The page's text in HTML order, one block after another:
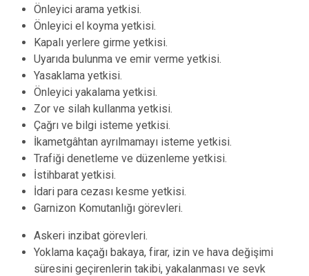
Önleyici arama yetkisi.
Önleyici el koyma yetkisi.
Kapalı yerlere girme yetkisi.
Uyarıda bulunma ve emir verme yetkisi.
Yasaklama yetkisi.
Önleyici yakalama yetkisi.
Zor ve silah kullanma yetkisi.
Çağrı ve bilgi isteme yetkisi.
İkametgâhtan ayrılmamayı isteme yetkisi.
Trafiği denetleme ve düzenleme yetkisi.
İstihbarat yetkisi.
İdari para cezası kesme yetkisi.
Garnizon Komutanlığı görevleri.
Askeri inzibat görevleri.
Yoklama kaçağı bakaya, firar, izin ve hava değişimi
süresini geçirenlerin takibi, yakalanması ve sevk